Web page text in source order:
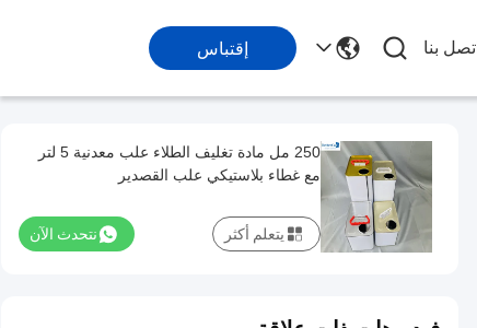
اتصل بنا إقتباس
250 مل مادة تغليف الطلاء علب معدنية 5 لتر
مع غطاء بلاستيكي علب القصدير
نتحدث الآن يتعلم أكثر